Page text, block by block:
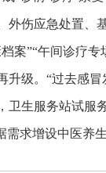
外伤应急处置、
案”“午间诊疗
升级。“过去感
卫生服务站试服
需求增设中医养